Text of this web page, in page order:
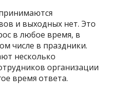
и выходных нет. Это
в любое время, в
числе в праздники.
несколько
организации
время ответа.